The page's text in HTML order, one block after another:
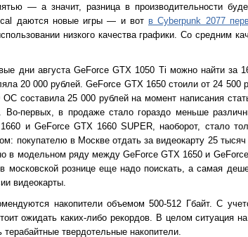
— а значит, разница в производительности
даются новые игры — и вот в Cyberpunk 2077
низкого качества графики. Со средним
дни августа GeForce GTX 1050 Ti можно найти за
20 000 рублей. GeForce GTX 1650 стоили от 24 500
составила 25 000 рублей на момент написания
Во-первых,в продажестало гораздо меньше
и GeForce GTX 1660 SUPER, наоборот, стало
покупателю в Москве отдатьза видеокарту 25
в модельном ряду между GeForce GTX 1650 и
московской рознице еще надо поискать , а самая
видеокарты.
накопители объемом 500-512 Гбайт. С
ожидать каких-либо рекордов. В целом ситуация
твердотельные накопители.